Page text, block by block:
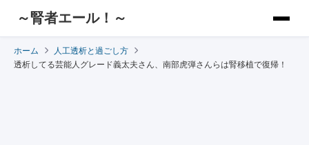
～腎者エール！～
ホーム
人工透析と過ごし方
透析してる芸能人グレード義太夫さん、南部虎弾さんらは腎移植で復帰！